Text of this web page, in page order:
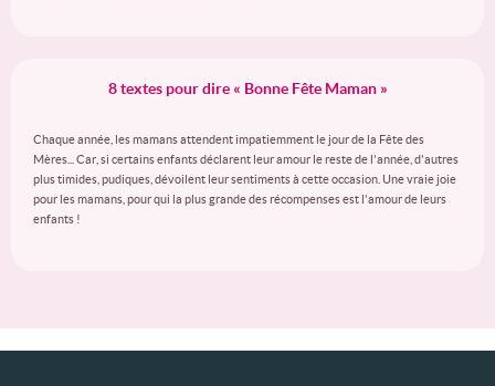
8 textes pour dire « Bonne Fête Maman »
Chaque année, les mamans attendent impatiemment le jour de la Fête des
Mères... Car, si certains enfants déclarent leur amour le reste de l'année, d'autres
plus timides, pudiques, dévoilent leur sentiments à cette occasion. Une vraie joie
pour les mamans, pour qui la plus grande des récompenses est l'amour de leurs
enfants !